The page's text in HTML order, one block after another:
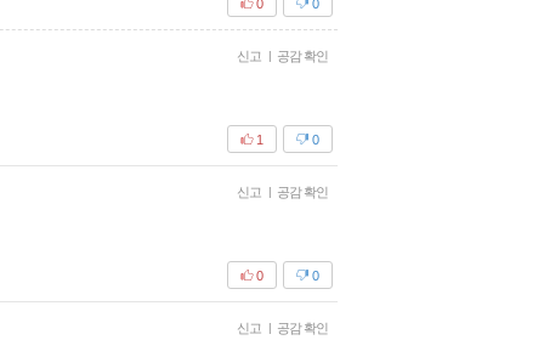
0
0
신고 | 공감 확인
0
1
신고 | 공감 확인
0
0
신고 | 공감 확인